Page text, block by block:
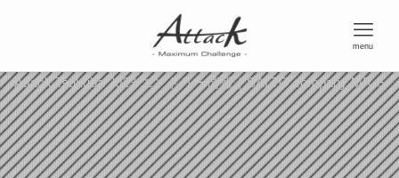
menu
Attack Tsukuba 2023 エントリー情報｜SALTO.company MR-S